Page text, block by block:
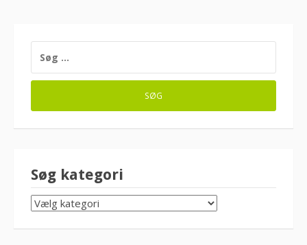
EFTER:
Søg kategori
SØG
KATEGORI